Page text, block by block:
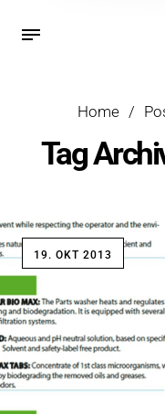
Home /
Tag
19. OKT 2013